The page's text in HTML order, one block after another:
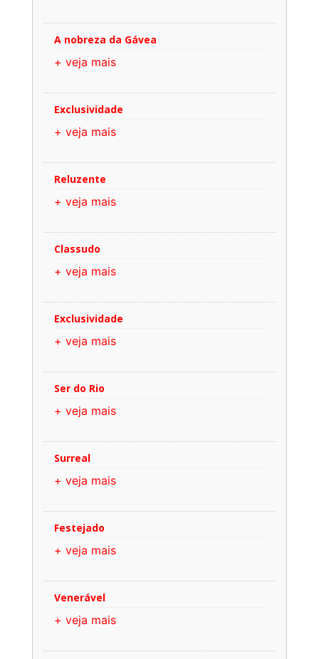
A nobreza da Gávea
+ veja mais
Exclusividade
+ veja mais
Reluzente
+ veja mais
Classudo
+ veja mais
Exclusividade
+ veja mais
Ser do Rio
+ veja mais
Surreal
+ veja mais
Festejado
+ veja mais
Venerável
+ veja mais